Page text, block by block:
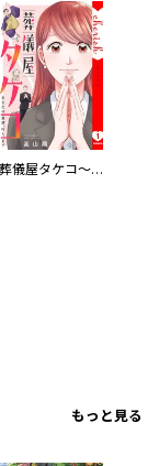
葬儀屋タケコ～あなたの最期、叶えます【電子単行本版】
もっと見る